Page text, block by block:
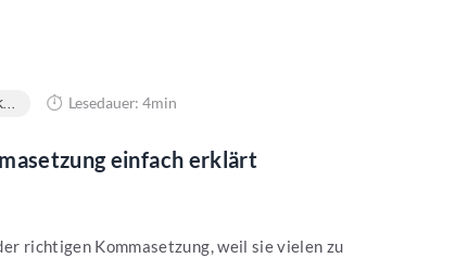
Lesedauer: 4min
einfach erklärt
richtigen Kommasetzung, weil sie vielen zu